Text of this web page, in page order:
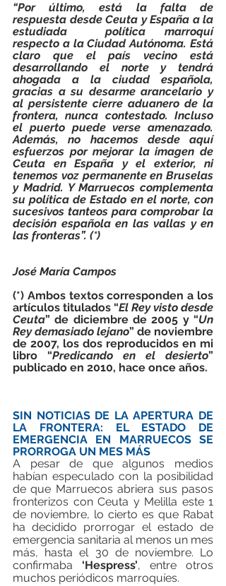
“Por último, está la falta de
respuesta desde Ceuta y España a la
estudiada  política marroquí
respecto a la Ciudad Autónoma. Está
claro que el país vecino está
desarrollando el norte y tendrá
ahogada a la ciudad española,
gracias a su desarme arancelario y
al persistente cierre aduanero de la
frontera, nunca contestado. Incluso
el puerto puede verse amenazado.
Además, no hacemos desde aquí
esfuerzos por mejorar la imagen de
Ceuta en España y el exterior, ni
tenemos voz permanente en Bruselas
y Madrid. Y Marruecos complementa
su política de Estado en el norte, con
sucesivos tanteos para comprobar la
decisión española en las vallas y en
las fronteras”. (*)
José María Campos
(*) Ambos textos corresponden a los
artículos titulados “El Rey visto desde
Ceuta” de diciembre de 2005 y “Un
Rey demasiado lejano” de noviembre
de 2007, los dos reproducidos en mi
libro “Predicando en el desierto”
publicado en 2010, hace once años.
SIN NOTICIAS DE LA APERTURA DE
LA FRONTERA: EL ESTADO DE
EMERGENCIA EN MARRUECOS SE
PRORROGA UN MES MÁS
A pesar de que algunos medios
habían especulado con la posibilidad
de que Marruecos abriera sus pasos
fronterizos con Ceuta y Melilla este 1
de noviembre, lo cierto es que Rabat
ha decidido prorrogar el estado de
emergencia sanitaria al menos un mes
más, hasta el 30 de noviembre. Lo
confirmaba ‘Hespress’, entre otros
muchos periódicos marroquíes.